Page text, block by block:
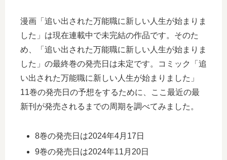
漫画「追い出された万能職に新しい人生が始まりま
した」は現在連載中で未完結の作品です。そのた
め、「追い出された万能職に新しい人生が始まりま
した」の最終巻の発売日は未定です。コミック「追
い出された万能職に新しい人生が始まりました」
11巻の発売日の予想をするために、ここ最近の最
新刊が発売されるまでの周期を調べてみました。
8巻の発売日は2024年4月17日
9巻の発売日は2024年11月20日